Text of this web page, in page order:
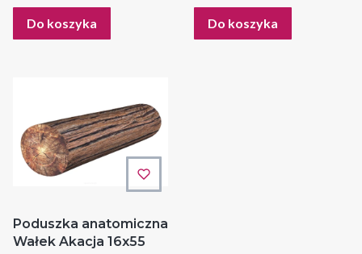
Do koszyka Do koszyka
Poduszka anatomiczna
Wałek Akacja 16x55